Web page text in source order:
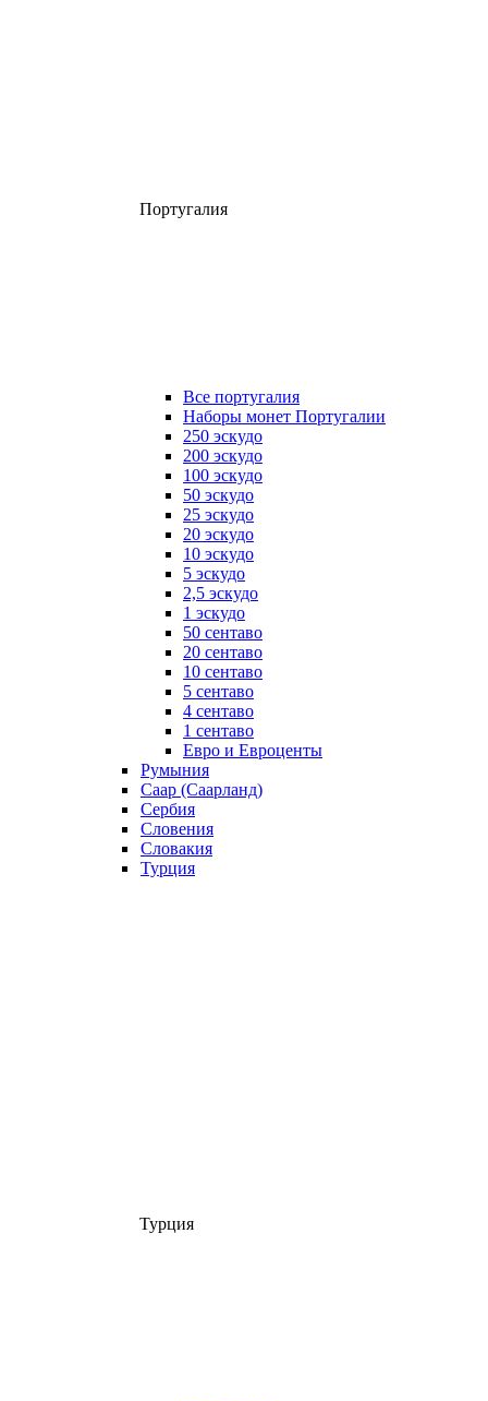
Португалия
Все португалия
Наборы монет Португалии
250 эскудо
200 эскудо
100 эскудо
50 эскудо
25 эскудо
20 эскудо
10 эскудо
5 эскудо
2,5 эскудо
1 эскудо
50 сентаво
20 сентаво
10 сентаво
5 сентаво
4 сентаво
1 сентаво
Евро и Евроценты
Румыния
Саар (Саарланд)
Сербия
Словения
Словакия
Турция
Турция